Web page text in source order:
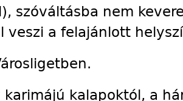
szóváltásba nem
veszi a felajánlott
karimájú kalapoktól, a